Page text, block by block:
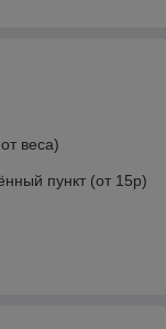
веса)
пункт (от 15р)